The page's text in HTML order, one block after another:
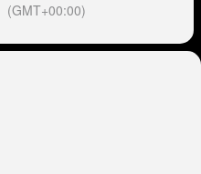
(GMT+00:00)